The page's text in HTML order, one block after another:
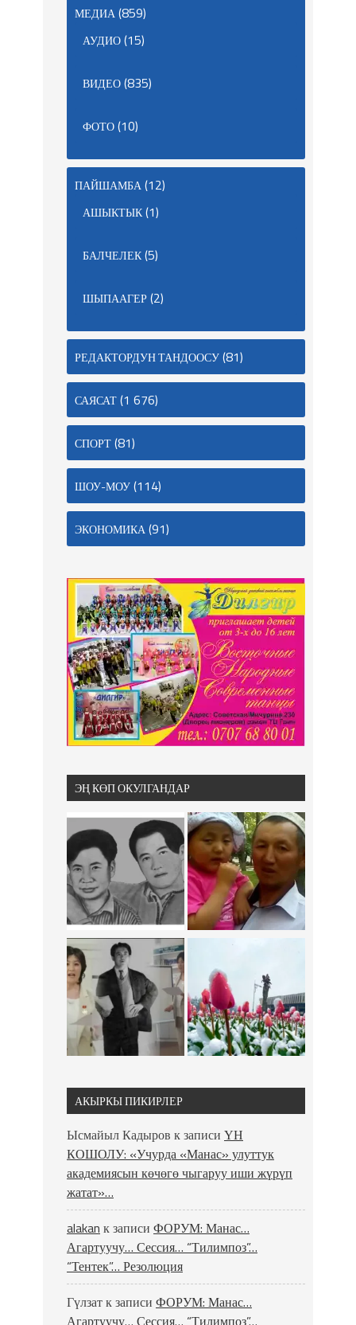
МЕДИА(859)
АУДИО(15)
ВИДЕО(835)
ФОТО(10)
ПАЙШАМБА(12)
АШЫКТЫК(1)
БАЛЧЕЛЕК(5)
ШЫПААГЕР(2)
РЕДАКТОРДУН ТАНДООСУ(81)
САЯСАТ(1 676)
СПОРТ(81)
ШОУ-МОУ(114)
ЭКОНОМИКА(91)
ЭҢ КӨП ОКУЛГАНДАР
АКЫРКЫ ПИКИРЛЕР
Ысмайыл Кадыров к записи ҮН
КОШОЛУ: «Учурда «Манас» улуттук
академиясын көчөгө чыгаруу иши жүрүп
жатат»…
alakan к записи ФОРУМ: Манас…
Агартуучу… Сессия… “Тилимпоз”…
“Тентек”… Резолюция
Гүлзатк записи ФОРУМ: Манас…
Агартуучу… Сессия… “Тилимпоз”…